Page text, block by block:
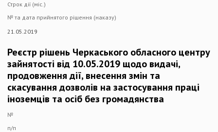
Строк дії (міс.)
№ та дата прийнятого рішення (наказу)
21.05.2019
Реєстр рішень Черкаського обласного центру
зайнятості від 10.05.2019 щодо видачі,
продовження дії, внесення змін та
скасування дозволів на застосування праці
іноземців та осіб без громадянства
№
п/п